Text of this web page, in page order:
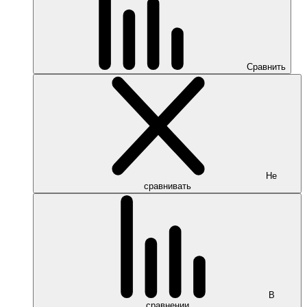
Сравнить
Не
сравнивать
В